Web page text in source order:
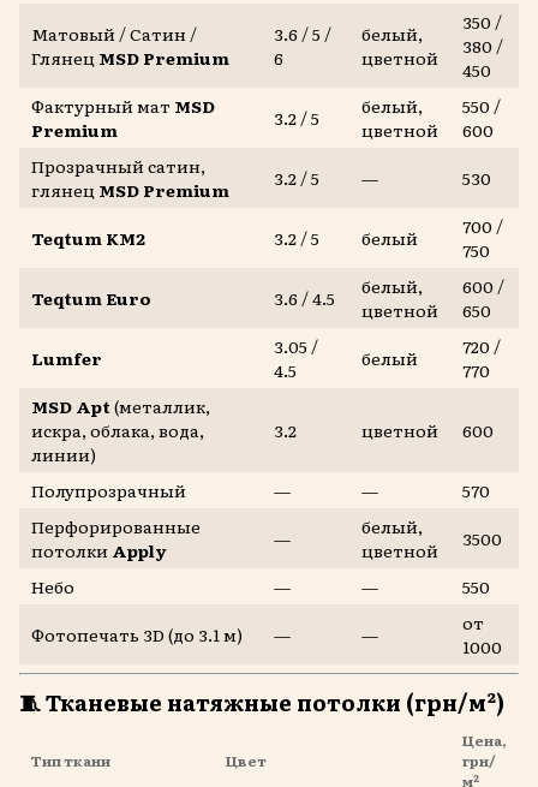
Матовый / Сатин /
Глянец MSD Premium
3.6 / 5 /
6
белый,
цветной
350 /
380 /
450
Фактурный мат MSD
Premium
3.2 / 5
белый,
цветной
550 /
600
Прозрачный сатин,
глянец MSD Premium 3.2 / 5 — 530
Teqtum KM2 3.2 / 5 белый
700 /
750
Teqtum Euro
3.6 / 4.5
белый,
цветной
600 /
650
Lumfer
3.05 /
4.5
белый
720 /
770
MSD Apt(металлик,
искра, облака, вода,
линии)
3.2 цветной 600
Полупрозрачный — —
570
Перфорированные
потолки Apply —
белый,
цветной
3500
Небо
— —
550
Фотопечать 3D (до 3.1 м)
— —
от
1000
🧵Тканевые натяжные потолки (грн/м²)
Тип ткани Цвет
Цена,
грн/
м²